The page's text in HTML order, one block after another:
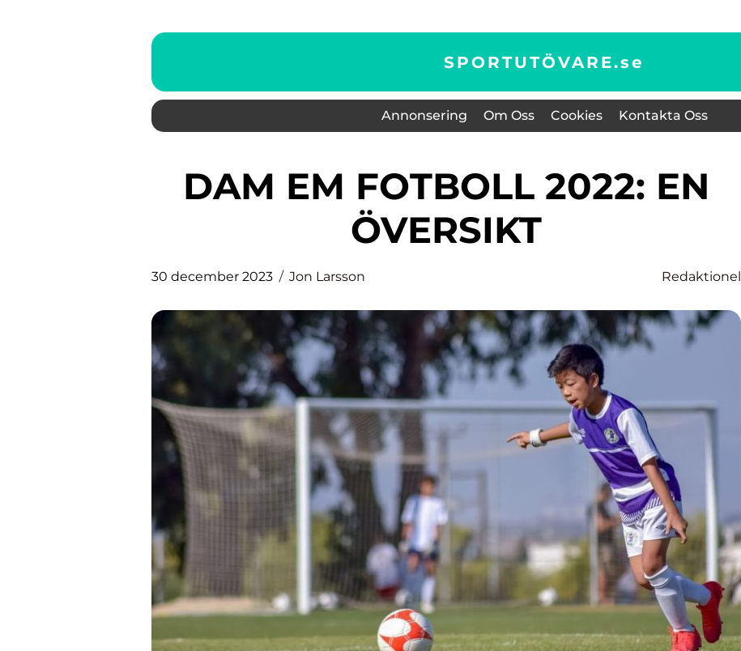
SPORTUTÖVARE.se
Annonsering Om Oss Cookies Kontakta Oss
DAM EM FOTBOLL 2022: EN
ÖVERSIKT
30 december 2023 Jon Larsson Redaktionel